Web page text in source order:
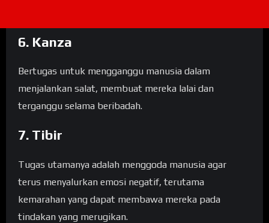
6. Kanza
Bertugas untuk mengganggu manusia dalam
menjalankan salat, membuat mereka lalai dan
terganggu selama beribadah.
7. Tibir
Tugas utamanya adalah menggoda manusia agar
terus menyalurkan emosi negatif, terutama
kemarahan yang dapat membawa mereka pada
tindakan yang merugikan.